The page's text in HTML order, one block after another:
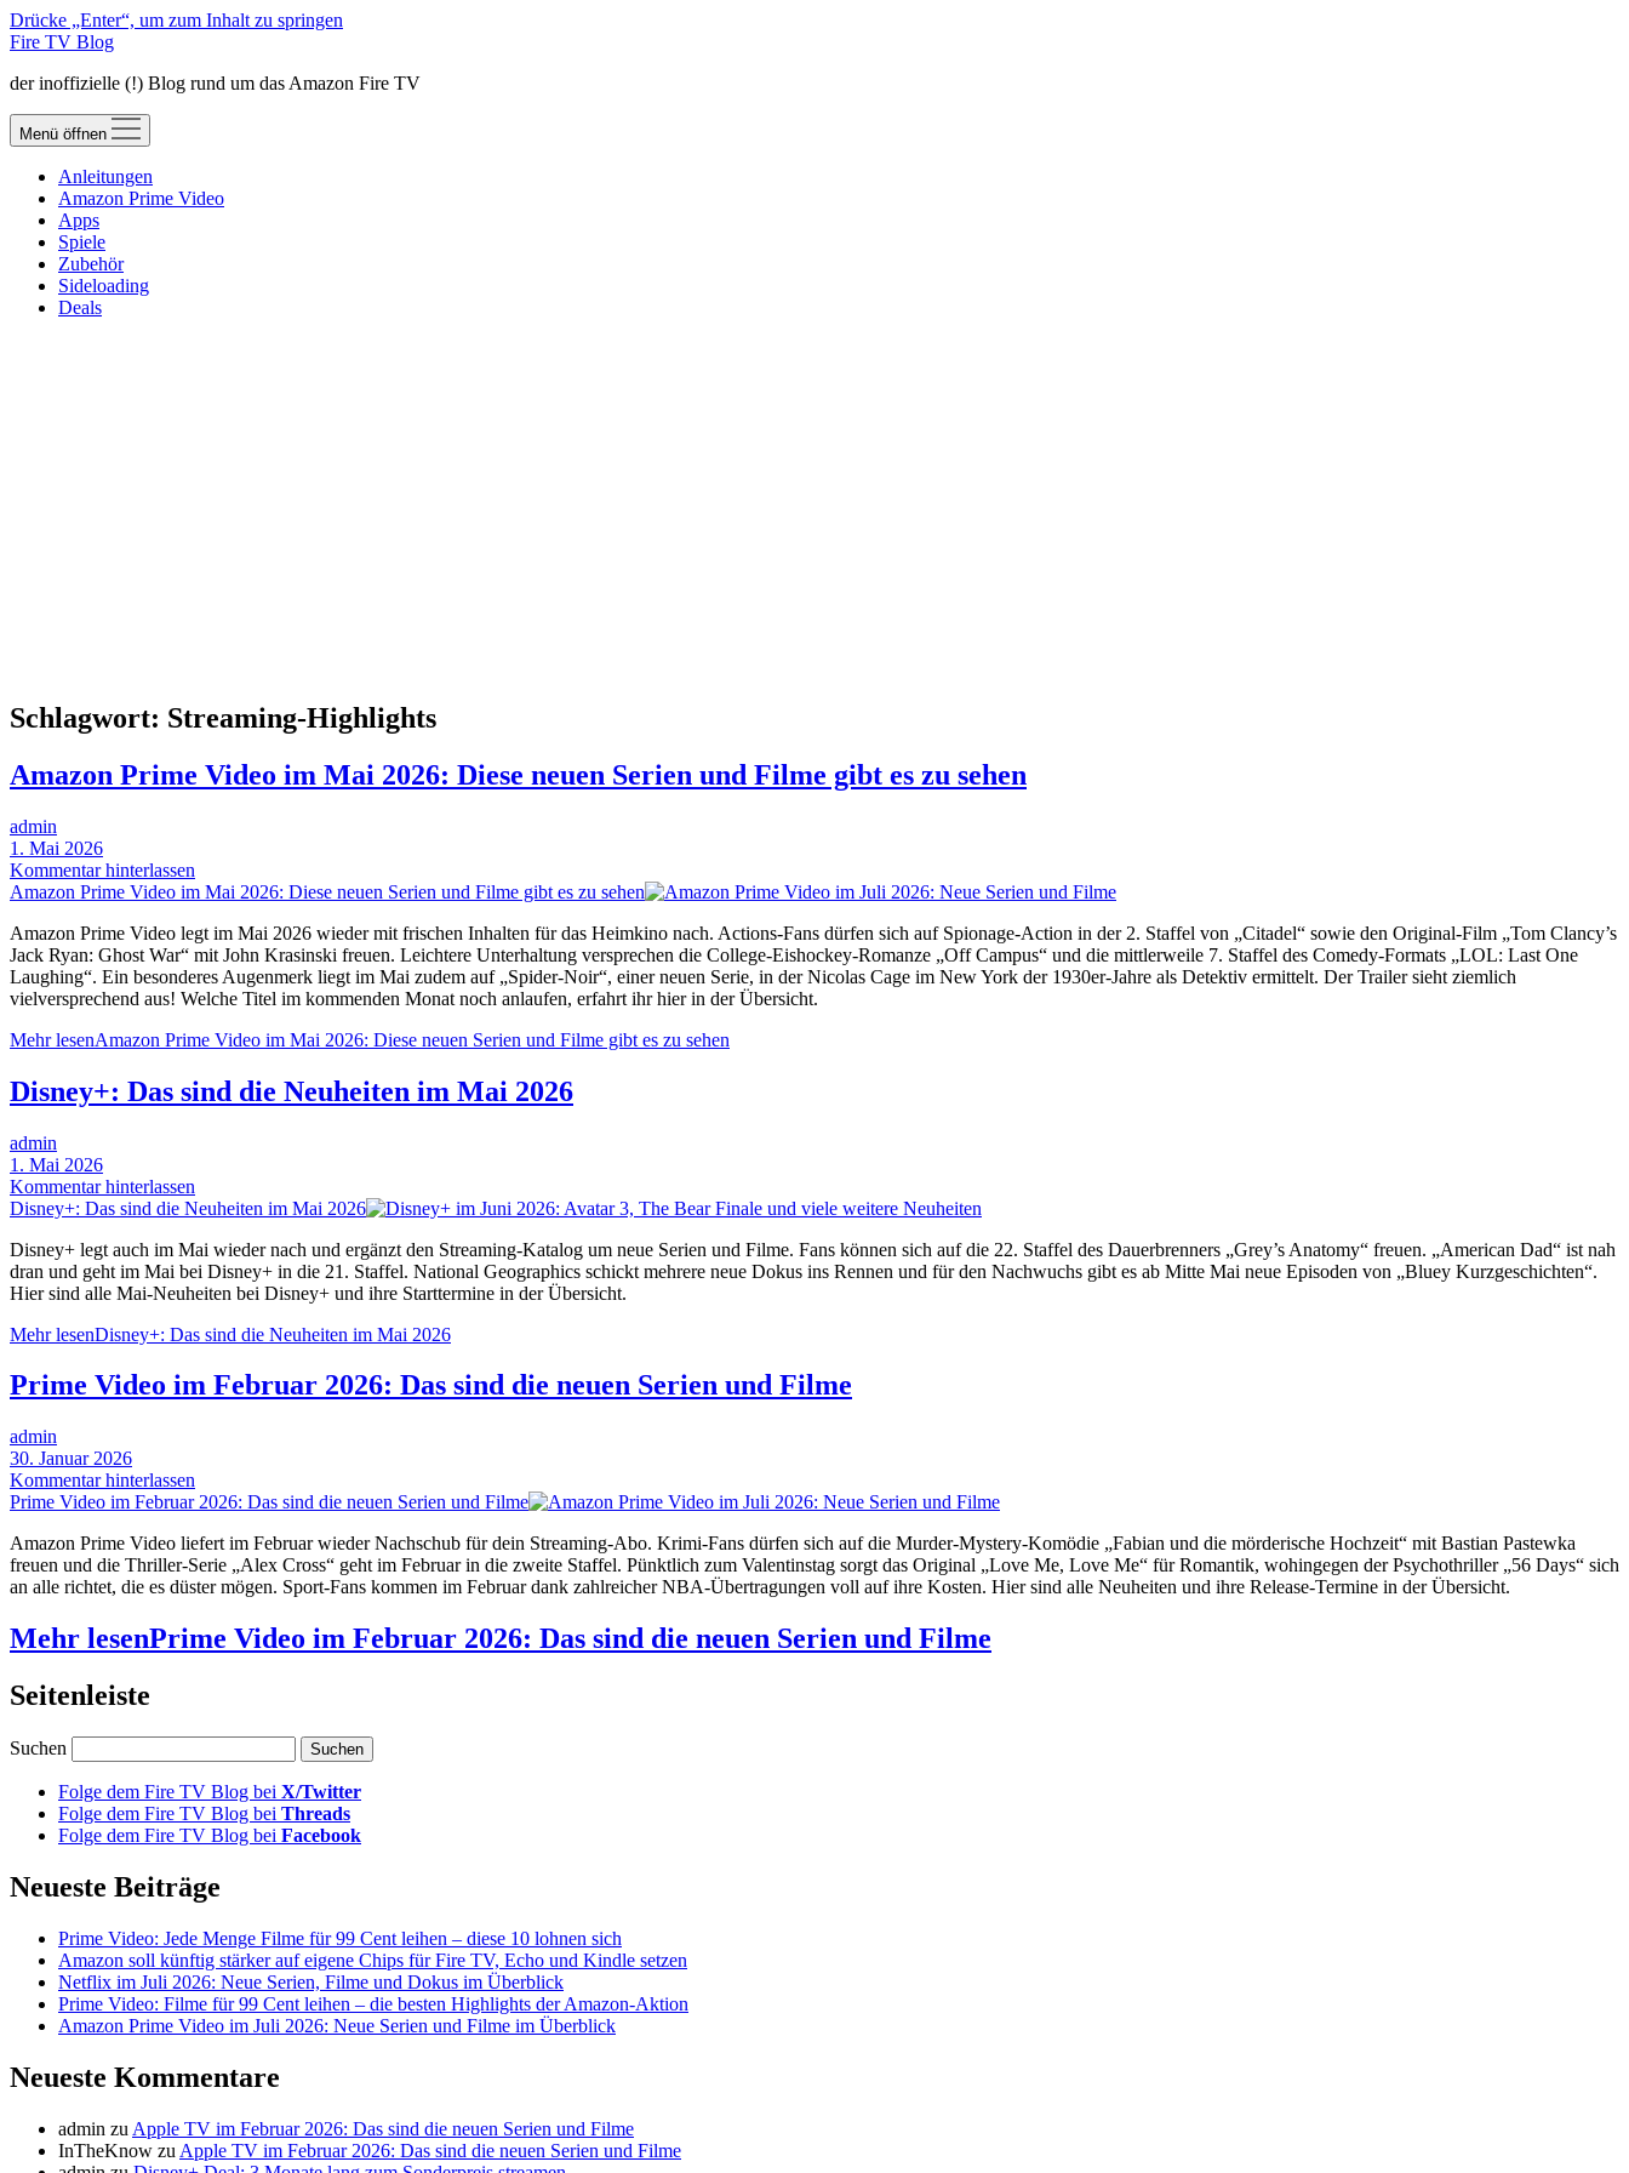
Drücke „Enter“, um zum Inhalt zu springen
Fire TV Blog
der inoffizielle (!) Blog rund um das Amazon Fire TV
Menü öffnen
Anleitungen
Amazon Prime Video
Apps
Spiele
Zubehör
Sideloading
Deals
Schlagwort: Streaming-Highlights
Amazon Prime Video im Mai 2026: Diese neuen Serien und Filme gibt es zu sehen
admin
1. Mai 2026
Kommentar hinterlassen
Amazon Prime Video im Mai 2026: Diese neuen Serien und Filme gibt es zu sehen
Amazon Prime Video legt im Mai 2026 wieder mit frischen Inhalten für das Heimkino nach. Actions-Fans dürfen sich auf Spionage-Action in der 2. Staffel von „Citadel“ sowie den Original-Film „Tom Clancy’s
Jack Ryan: Ghost War“ mit John Krasinski freuen. Leichtere Unterhaltung versprechen die College-Eishockey-Romanze „Off Campus“ und die mittlerweile 7. Staffel des Comedy-Formats „LOL: Last One
Laughing“. Ein besonderes Augenmerk liegt im Mai zudem auf „Spider-Noir“, einer neuen Serie, in der Nicolas Cage im New York der 1930er-Jahre als Detektiv ermittelt. Der Trailer sieht ziemlich
vielversprechend aus! Welche Titel im kommenden Monat noch anlaufen, erfahrt ihr hier in der Übersicht.
Mehr lesenAmazon Prime Video im Mai 2026: Diese neuen Serien und Filme gibt es zu sehen
Disney+: Das sind die Neuheiten im Mai 2026
admin
1. Mai 2026
Kommentar hinterlassen
Disney+: Das sind die Neuheiten im Mai 2026
Disney+ legt auch im Mai wieder nach und ergänzt den Streaming-Katalog um neue Serien und Filme. Fans können sich auf die 22. Staffel des Dauerbrenners „Grey’s Anatomy“ freuen. „American Dad“ ist nah
dran und geht im Mai bei Disney+ in die 21. Staffel. National Geographics schickt mehrere neue Dokus ins Rennen und für den Nachwuchs gibt es ab Mitte Mai neue Episoden von „Bluey Kurzgeschichten“.
Hier sind alle Mai-Neuheiten bei Disney+ und ihre Starttermine in der Übersicht.
Mehr lesenDisney+: Das sind die Neuheiten im Mai 2026
Prime Video im Februar 2026: Das sind die neuen Serien und Filme
admin
30. Januar 2026
Kommentar hinterlassen
Prime Video im Februar 2026: Das sind die neuen Serien und Filme
Amazon Prime Video liefert im Februar wieder Nachschub für dein Streaming-Abo. Krimi-Fans dürfen sich auf die Murder-Mystery-Komödie „Fabian und die mörderische Hochzeit“ mit Bastian Pastewka
freuen und die Thriller-Serie „Alex Cross“ geht im Februar in die zweite Staffel. Pünktlich zum Valentinstag sorgt das Original „Love Me, Love Me“ für Romantik, wohingegen der Psychothriller „56 Days“ sich
an alle richtet, die es düster mögen. Sport-Fans kommen im Februar dank zahlreicher NBA-Übertragungen voll auf ihre Kosten. Hier sind alle Neuheiten und ihre Release-Termine in der Übersicht.
Mehr lesenPrime Video im Februar 2026: Das sind die neuen Serien und Filme
Seitenleiste
Suchen
Folge dem Fire TV Blog bei X/Twitter
Folge dem Fire TV Blog bei Threads
Folge dem Fire TV Blog bei Facebook
Neueste Beiträge
Prime Video: Jede Menge Filme für 99 Cent leihen – diese 10 lohnen sich
Amazon soll künftig stärker auf eigene Chips für Fire TV, Echo und Kindle setzen
Netflix im Juli 2026: Neue Serien, Filme und Dokus im Überblick
Prime Video: Filme für 99 Cent leihen – die besten Highlights der Amazon-Aktion
Amazon Prime Video im Juli 2026: Neue Serien und Filme im Überblick
Neueste Kommentare
admin zu Apple TV im Februar 2026: Das sind die neuen Serien und Filme
InTheKnow zu Apple TV im Februar 2026: Das sind die neuen Serien und Filme